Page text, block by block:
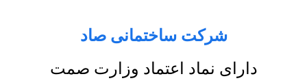
شرکت ساختمانی صاد
دارای نماد اعتماد وزارت صمت